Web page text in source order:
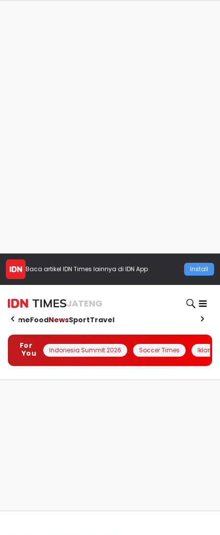
Baca artikel IDN Times lainnya di IDN App Install
JATENG
HomeFoodNewsSportTravel
For
You
Indonesia Summit 2026 Soccer Times Iklanin